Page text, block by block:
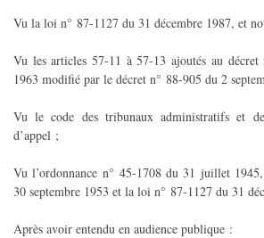
Vu la loi n° 87-1127 du 31 décembre 1987, et
Vu les articles 57-11 à 57-13 ajoutés au
1963 modifié par le décret n° 88-905 du 2
Vu le code des tribunaux administratifs et
d’appel ;
Vu l’ordonnance n° 45-1708 du 31 juillet
30 septembre 1953 et la loi n° 87-1127 du 31
Après avoir entendu en audience publique :